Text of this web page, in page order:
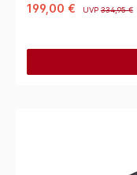
199,00 € UVP334,95 €